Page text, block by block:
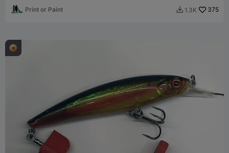
Print or Paint  1.3K 375